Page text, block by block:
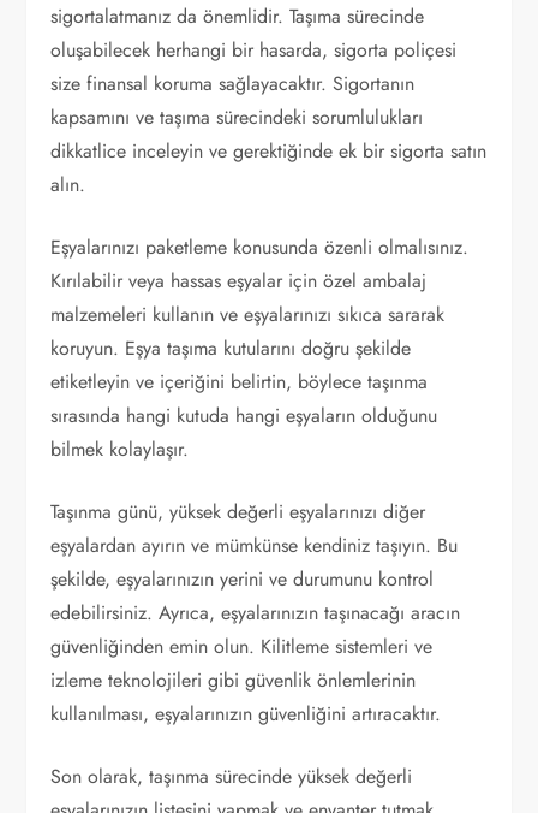
sigortalatmanız da önemlidir. Taşıma sürecinde
oluşabilecek herhangi bir hasarda, sigorta poliçesi
size finansal koruma sağlayacaktır. Sigortanın
kapsamını ve taşıma sürecindeki sorumlulukları
dikkatlice inceleyin ve gerektiğinde ek bir sigorta satın
alın.
Eşyalarınızı paketleme konusunda özenli olmalısınız.
Kırılabilir veya hassas eşyalar için özel ambalaj
malzemeleri kullanın ve eşyalarınızı sıkıca sararak
koruyun. Eşya taşıma kutularını doğru şekilde
etiketleyin ve içeriğini belirtin, böylece taşınma
sırasında hangi kutuda hangi eşyaların olduğunu
bilmek kolaylaşır.
Taşınma günü, yüksek değerli eşyalarınızı diğer
eşyalardan ayırın ve mümkünse kendiniz taşıyın. Bu
şekilde, eşyalarınızın yerini ve durumunu kontrol
edebilirsiniz. Ayrıca, eşyalarınızın taşınacağı aracın
güvenliğinden emin olun. Kilitleme sistemleri ve
izleme teknolojileri gibi güvenlik önlemlerinin
kullanılması, eşyalarınızın güvenliğini artıracaktır.
Son olarak, taşınma sürecinde yüksek değerli